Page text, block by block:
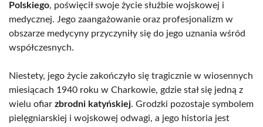
Polskiego, poświęcił swoje życie służbie wojskowej i
medycznej. Jego zaangażowanie oraz profesjonalizm w
obszarze medycyny przyczyniły się do jego uznania wśród
współczesnych.
Niestety, jego życie zakończyło się tragicznie w wiosennych
miesiącach 1940 roku w Charkowie, gdzie stał się jedną z
wielu ofiar zbrodni katyńskiej. Grodzki pozostaje symbolem
pielęgniarskiej i wojskowej odwagi, a jego historia jest